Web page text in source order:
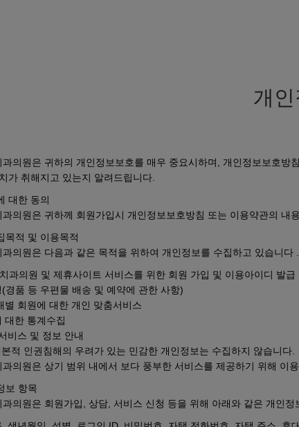
개
과의원은 귀하의 개인정보보호를 매우 중요시하며, 개인정보보호
가 취해지고 있는지 알려드립니다.
대한 동의
과의원은 귀하께 회원가입시 개인정보보호방침 또는 이용약관의
목적 및 이용목적
의원은 다음과 같은 목적을 위하여 개인정보를 수집하고 있습니다 .
과의원 및 제휴사이트 서비스를 위한 회원 가입 및 이용아이디 발급
경품 등 우편물 배송 및 예약에 관한 사항)
별 회원에 대한 개인 맞춤서비스
대한 통계수집
비스 및 정보 안내
적 인권침해의 우려가 있는 민감한 개인정보는 수집하지 않습니다.
의원은 상기 범위 내에서 보다 풍부한 서비스를 제공하기 위해 이
보 항목
의원은 회원가입, 상담, 서비스 신청 등을 위해 아래와 같은 개인정